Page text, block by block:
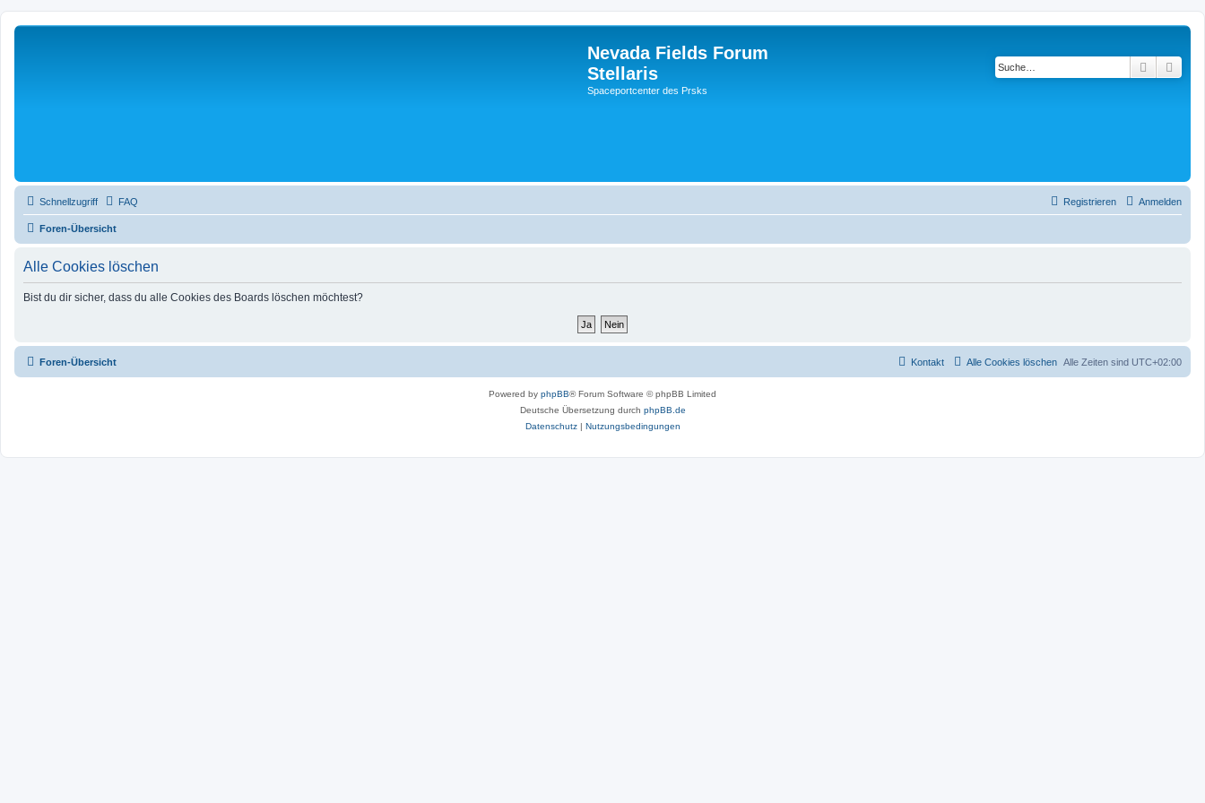
Nevada Fields Forum
Stellaris
Spaceportcenter des Prsks
Suche
Schnellzugriff FAQ Anmelden
Registrieren
Foren-Übersicht
Alle Cookies löschen
Bist du dir sicher, dass du alle Cookies des Boards löschen möchtest?
Foren-Übersicht Alle Zeiten sind UTC+02:00
Alle Cookies löschen
Kontakt
Powered by phpBB® Forum Software © phpBB Limited
Deutsche Übersetzung durch phpBB.de
Datenschutz| Nutzungsbedingungen